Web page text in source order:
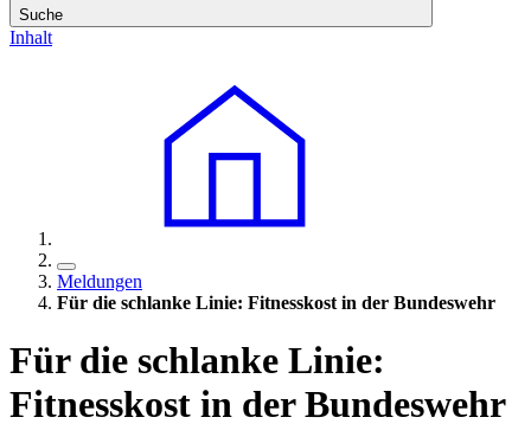
Suche
Inhalt
Meldungen
Für die schlanke Linie: Fitnesskost in der Bundeswehr
Für die schlanke Linie:
Fitnesskost in der Bundeswehr